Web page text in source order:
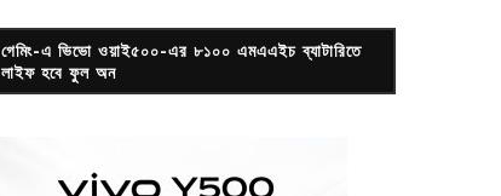
গেমিং-এ ভিভো ওয়াই৫০০-এর ৮১০০ এমএএইচ ব্যাটারিতে
লাইফ হবে ফুল অন